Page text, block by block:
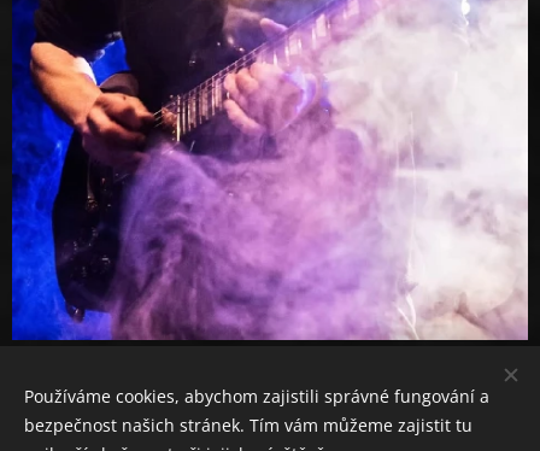
Používáme cookies, abychom zajistili správné fungování a
bezpečnost našich stránek. Tím vám můžeme zajistit tu